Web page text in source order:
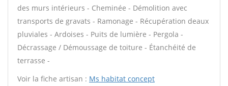
des murs intérieurs - Cheminée - Démolition avec
transports de gravats - Ramonage - Récupération deaux
pluviales - Ardoises - Puits de lumière - Pergola -
Décrassage / Démoussage de toiture - Étanchéité de
terrasse -
Voir la fiche artisan : Ms habitat concept